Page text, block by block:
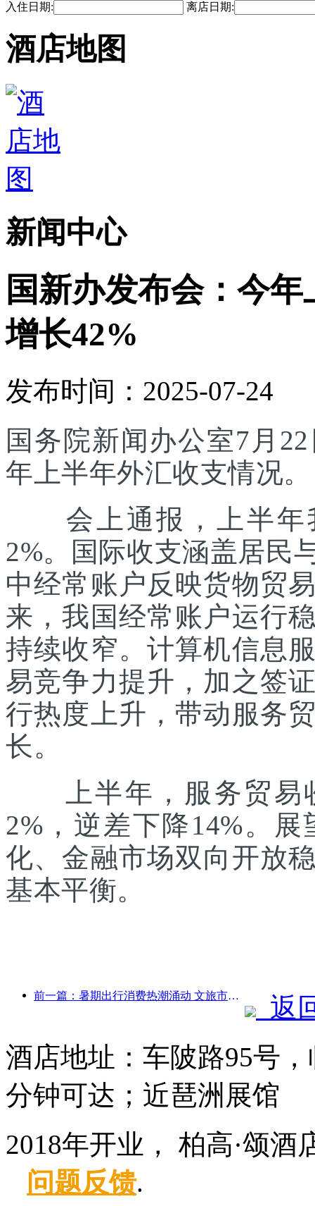
入住日期: 离店日期:
酒店地图
新闻中心
国新办发布会：今
增长42%
发布时间：2025-07-24
国务院新闻办公室7月
年上半年外汇收支情况。
会上通报，上半年
2%。国际收支涵盖居民
中经常账户反映货物贸
来，我国经常账户运行
持续收窄。计算机信息
易竞争力提升，加之签
行热度上升，带动服务
长。
上半年，服务贸易
2%，逆差下降14%。
化、金融市场双向开放
基本平衡。
前一篇：暑期出行消费热潮涌动 文旅市场创新升级
返
酒店地址：车陂路95号
分钟可达；近琶洲展馆
2018年开业， 柏高·颂
问题反馈.